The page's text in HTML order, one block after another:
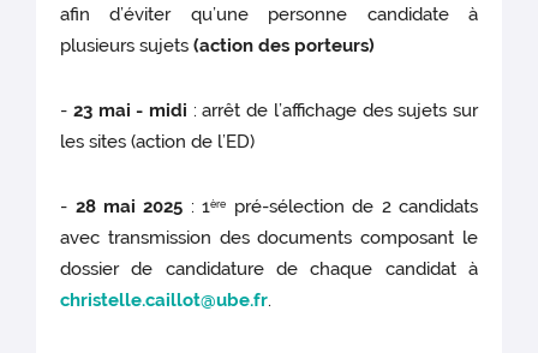
afin d’éviter qu’une personne candidate à
plusieurs sujets (action des porteurs)
- 23 mai - midi : arrêt de l’affichage des sujets sur
les sites (action de l’ED)
- 28 mai 2025 : 1ère
pré-sélection de 2 candidats
avec transmission des documents composant le
dossier de candidature de chaque candidat à
christelle.caillot@ube.fr.